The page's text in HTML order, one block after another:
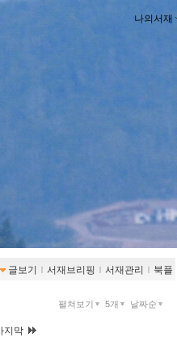
나의서재
글보기 ｌ 서재브리핑 ｌ 서재관리 ｌ 북플
펼쳐보기 5개 날짜순
지막